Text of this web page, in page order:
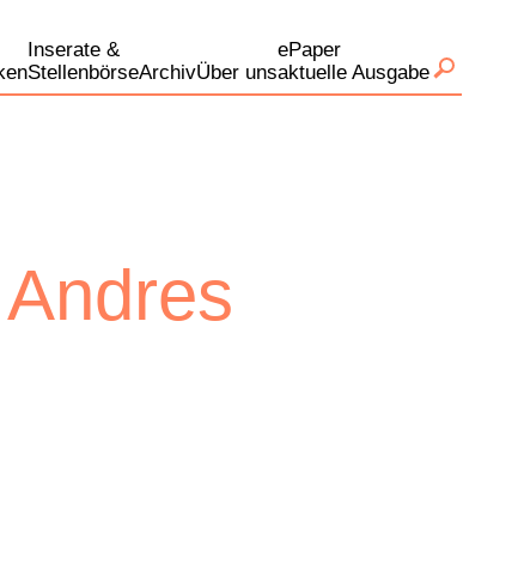
Inserate &
StellenbörseArchivÜber uns
ePaper
aktuelle Ausgabe